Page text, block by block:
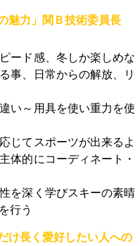
魅力」関Ｂ技術委員長
ード感、冬しか楽しめな
事、日常からの解放、リ
い～用具を使い重力を使
じてスポーツが出来るよ
体的にコーディネート・
を深く学びスキーの素晴
行う
け長く愛好したい人への